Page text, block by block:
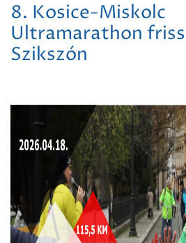
8. Kosice-Miskolc
Ultramarathon
Szikszón